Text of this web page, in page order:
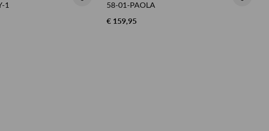
1 58-01-PAOLA
€ 159,95